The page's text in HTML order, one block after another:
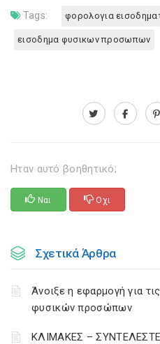
Tags: φορολογια
εισοδημα φυσικων προσωπων
Ηταν αυτό βοηθητικό;
Ναι Οχι
Σχετικά Άρθρα
Άνοιξε η εφαρμογή για
φυσικών προσώπων
ΚΛΙΜΑΚΕΣ –